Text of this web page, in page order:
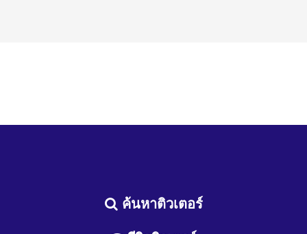
ค้นหาติวเตอร์